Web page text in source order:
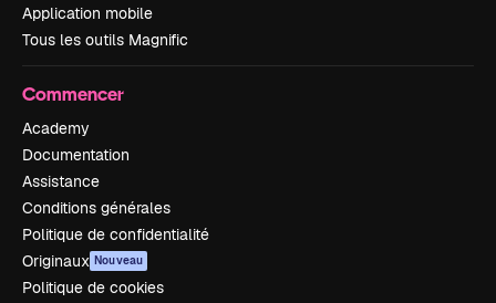
Application mobile
Tous les outils Magnific
Commencer
Academy
Documentation
Assistance
Conditions générales
Politique de confidentialité
Originaux Nouveau
Politique de cookies